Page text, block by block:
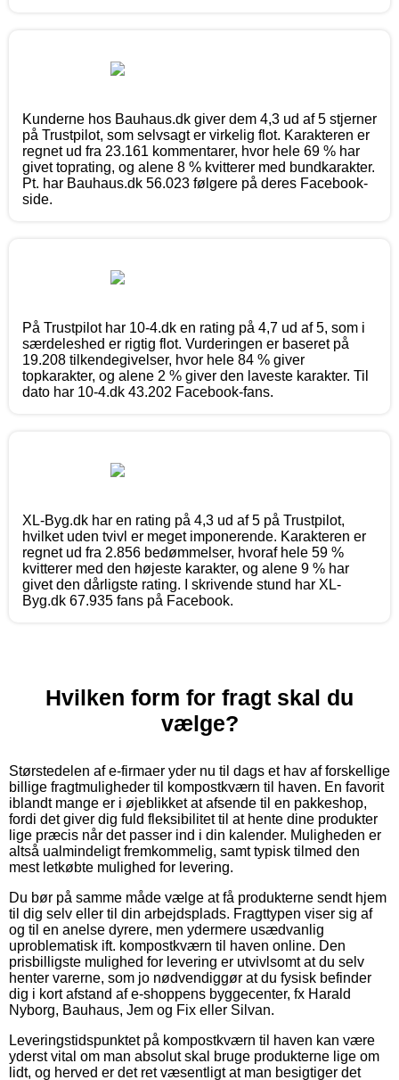
Kunderne hos Bauhaus.dk giver dem 4,3 ud af 5 stjerner
på Trustpilot, som selvsagt er virkelig flot. Karakteren er
regnet ud fra 23.161 kommentarer, hvor hele 69 % har
givet toprating, og alene 8 % kvitterer med bundkarakter.
Pt. har Bauhaus.dk 56.023 følgere på deres Facebook-
side.
På Trustpilot har 10-4.dk en rating på 4,7 ud af 5, som i
særdeleshed er rigtig flot. Vurderingen er baseret på
19.208 tilkendegivelser, hvor hele 84 % giver
topkarakter, og alene 2 % giver den laveste karakter. Til
dato har 10-4.dk 43.202 Facebook-fans.
XL-Byg.dk har en rating på 4,3 ud af 5 på Trustpilot,
hvilket uden tvivl er meget imponerende. Karakteren er
regnet ud fra 2.856 bedømmelser, hvoraf hele 59 %
kvitterer med den højeste karakter, og alene 9 % har
givet den dårligste rating. I skrivende stund har XL-
Byg.dk 67.935 fans på Facebook.
Hvilken form for fragt skal du
vælge?
Størstedelen af e-firmaer yder nu til dags et hav af forskellige
billige fragtmuligheder til kompostkværn til haven. En favorit
iblandt mange er i øjeblikket at afsende til en pakkeshop,
fordi det giver dig fuld fleksibilitet til at hente dine produkter
lige præcis når det passer ind i din kalender. Muligheden er
altså ualmindeligt fremkommelig, samt typisk tilmed den
mest letkøbte mulighed for levering.
Du bør på samme måde vælge at få produkterne sendt hjem
til dig selv eller til din arbejdsplads. Fragttypen viser sig af
og til en anelse dyrere, men ydermere usædvanlig
uproblematisk ift. kompostkværn til haven online. Den
prisbilligste mulighed for levering er utvivlsomt at du selv
henter varerne, som jo nødvendiggør at du fysisk befinder
dig i kort afstand af e-shoppens byggecenter, fx Harald
Nyborg, Bauhaus, Jem og Fix eller Silvan.
Leveringstidspunktet på kompostkværn til haven kan være
yderst vital om man absolut skal bruge produkterne lige om
lidt, og herved er det ret væsentligt at man besigtiger det